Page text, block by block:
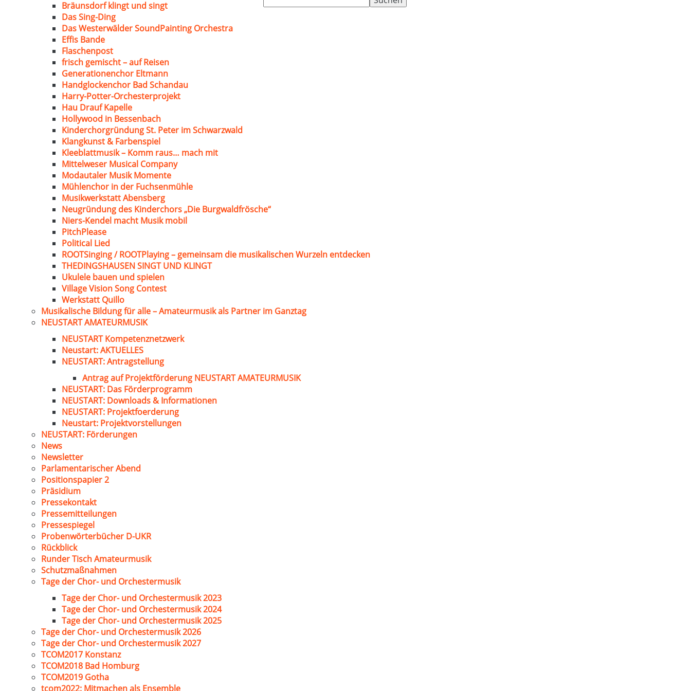
nach:
Bräunsdorf klingt und singt
Das Sing-Ding
Das Westerwälder SoundPainting Orchestra
Effis Bande
Flaschenpost
frisch gemischt – auf Reisen
Generationenchor Eltmann
Handglockenchor Bad Schandau
Harry-Potter-Orchesterprojekt
Hau Drauf Kapelle
Hollywood in Bessenbach
Kinderchorgründung St. Peter im Schwarzwald
Klangkunst & Farbenspiel
Kleeblattmusik – Komm raus… mach mit
Mittelweser Musical Company
Modautaler Musik Momente
Mühlenchor in der Fuchsenmühle
Musikwerkstatt Abensberg
Neugründung des Kinderchors „Die Burgwaldfrösche“
Niers-Kendel macht Musik mobil
PitchPlease
Political Lied
ROOTSinging / ROOTPlaying – gemeinsam die musikalischen Wurzeln entdecken
THEDINGSHAUSEN SINGT UND KLINGT
Ukulele bauen und spielen
Village Vision Song Contest
Werkstatt Quillo
Musikalische Bildung für alle – Amateurmusik als Partner im Ganztag
NEUSTART AMATEURMUSIK
NEUSTART Kompetenznetzwerk
Neustart: AKTUELLES
NEUSTART: Antragstellung
Antrag auf Projektförderung NEUSTART AMATEURMUSIK
NEUSTART: Das Förderprogramm
NEUSTART: Downloads & Informationen
NEUSTART: Projektfoerderung
Neustart: Projektvorstellungen
NEUSTART: Förderungen
News
Newsletter
Parlamentarischer Abend
Positionspapier 2
Präsidium
Pressekontakt
Pressemitteilungen
Pressespiegel
Probenwörterbücher D-UKR
Rückblick
Runder Tisch Amateurmusik
Schutzmaßnahmen
Tage der Chor- und Orchestermusik
Tage der Chor- und Orchestermusik 2023
Tage der Chor- und Orchestermusik 2024
Tage der Chor- und Orchestermusik 2025
Tage der Chor- und Orchestermusik 2026
Tage der Chor- und Orchestermusik 2027
TCOM2017 Konstanz
TCOM2018 Bad Homburg
TCOM2019 Gotha
tcom2022: Mitmachen als Ensemble